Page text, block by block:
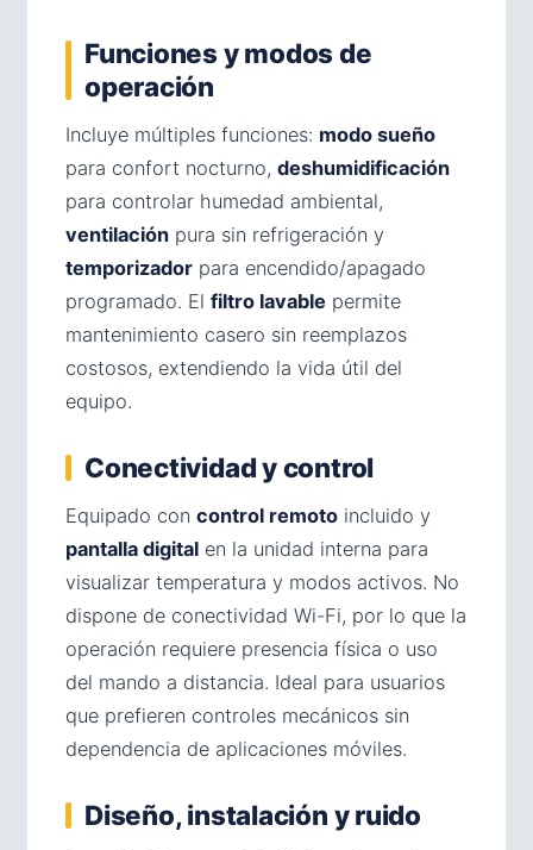
Funciones y modos de
operación
Incluye múltiples funciones: modo sueño
para confort nocturno, deshumidificación
para controlar humedad ambiental,
ventilación pura sin refrigeración y
temporizador para encendido/apagado
programado. El filtro lavable permite
mantenimiento casero sin reemplazos
costosos, extendiendo la vida útil del
equipo.
Conectividad y control
Equipado con control remoto incluido y
pantalla digital en la unidad interna para
visualizar temperatura y modos activos. No
dispone de conectividad Wi-Fi, por lo que la
operación requiere presencia física o uso
del mando a distancia. Ideal para usuarios
que prefieren controles mecánicos sin
dependencia de aplicaciones móviles.
Diseño, instalación y ruido